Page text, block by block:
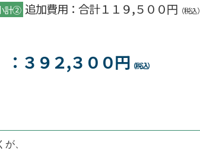
計② 追加費用：合計１１９,５００円 （税込）
：３９２,３００円 （税込）
、